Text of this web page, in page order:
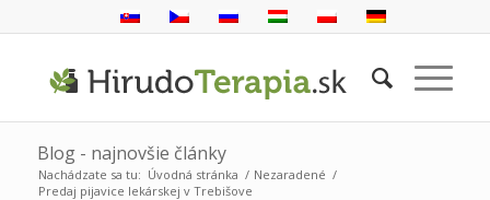
Blog - najnovšie články
Nachádzate sa tu: Úvodná stránka / Nezaradené /
Predaj pijavice lekárskej v Trebišove